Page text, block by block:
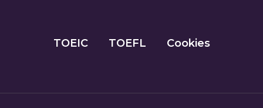
TOEIC TOEFL Cookies